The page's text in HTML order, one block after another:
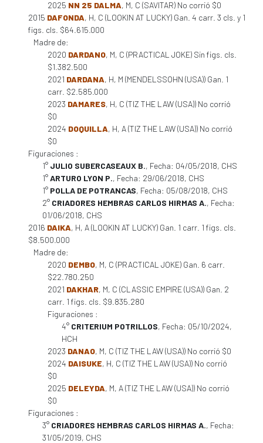
2025 NN 25 DALMA, M, C (SAVITAR) No corrió $0
2015 DAFONDA, H, C (LOOKIN AT LUCKY) Gan. 4 carr. 3 cls. y 1
figs. cls. $64.615.000
Madre de:
2020 DARDANO, M, C (PRACTICAL JOKE) Sin figs. cls.
$1.382.500
2021 DARDANA, H, M (MENDELSSOHN (USA)) Gan. 1
carr. $2.585.000
2023 DAMARES, H, C (TIZ THE LAW (USA)) No corrió
$0
2024 DOQUILLA, H, A (TIZ THE LAW (USA)) No corrió
$0
Figuraciones :
1° JULIO SUBERCASEAUX B., Fecha: 04/05/2018, CHS
1°ARTURO LYON P., Fecha: 29/06/2018, CHS
1° POLLA DE POTRANCAS, Fecha: 05/08/2018, CHS
2° CRIADORES HEMBRAS CARLOS HIRMAS A., Fecha:
01/06/2018, CHS
2016 DAIKA, H, A (LOOKIN AT LUCKY) Gan. 1 carr. 1 figs. cls.
$8.500.000
Madre de:
2020 DEMBO, M, C (PRACTICAL JOKE) Gan. 6 carr.
$22.780.250
2021 DAKHAR, M, C (CLASSIC EMPIRE (USA)) Gan. 2
carr. 1 figs. cls. $9.835.280
Figuraciones :
4° CRITERIUM POTRILLOS, Fecha: 05/10/2024,
HCH
2023 DANAO, M, C (TIZ THE LAW (USA)) No corrió $0
2024 DAISUKE, H, C (TIZ THE LAW (USA)) No corrió
$0
2025 DELEYDA, M, A (TIZ THE LAW (USA)) No corrió
$0
Figuraciones :
3° CRIADORES HEMBRAS CARLOS HIRMAS A., Fecha:
31/05/2019, CHS